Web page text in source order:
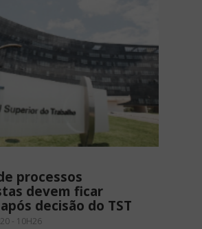
processos
devem ficar
decisão do TST
- 10H26